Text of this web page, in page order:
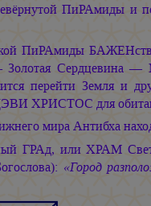
ПиРАмиды и
ПиРАмиды
Сердцевина
перейти Земля и
ХРИСТОС для
мира Антибха
ГРАд, или ХРАМ
«Город